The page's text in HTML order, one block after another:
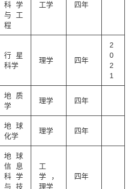
科学
与工
程
工学 四年
行星
科学
理学 四年
2
0
2
1
地质
学
理学 四年
地球
化学
理学 四年
地球
信息
科学
与技
工
学，
理学
四年